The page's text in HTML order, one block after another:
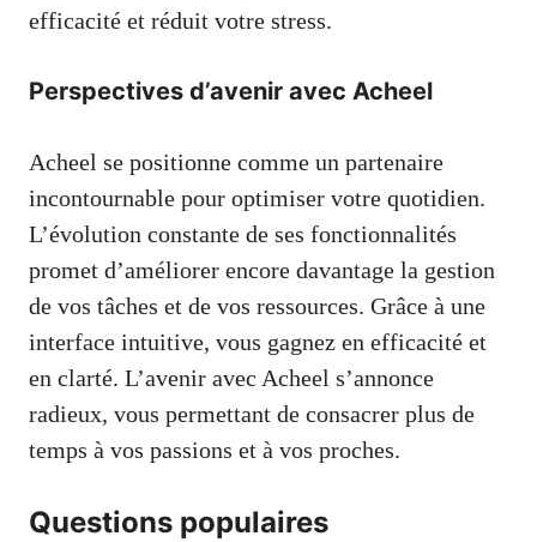
efficacité et réduit votre stress.
Perspectives d’avenir avec Acheel
Acheel se positionne comme un partenaire
incontournable pour optimiser votre quotidien.
L’évolution constante de ses fonctionnalités
promet d’améliorer encore davantage la gestion
de vos tâches et de vos ressources. Grâce à une
interface intuitive, vous gagnez en efficacité et
en clarté. L’avenir avec Acheel s’annonce
radieux, vous permettant de consacrer plus de
temps à vos passions et à vos proches.
Questions populaires